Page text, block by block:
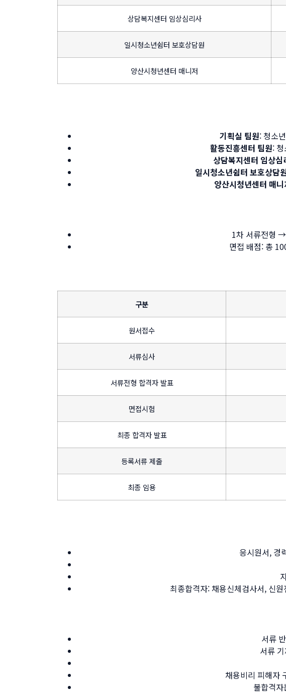
상담복지센터 임상심리사
일시청소년쉼터 보호상담원
양산시청년센터 매니저
기획실 팀원: 청소
활동진흥센터 팀원:
상담복지센터 임상심
일시청소년쉼터 보호상담
양산시청년센터 매니
1차 서류전형
면접 배점: 총
구분
원서접수
서류심사
서류전형 합격자 발표
면접시험
최종 합격자 발표
등록서류 제출
최종 임용
응시원서, 경
최종합격자: 채용신체검사서, 신
서류
서류
채용비리 피해자
불합격